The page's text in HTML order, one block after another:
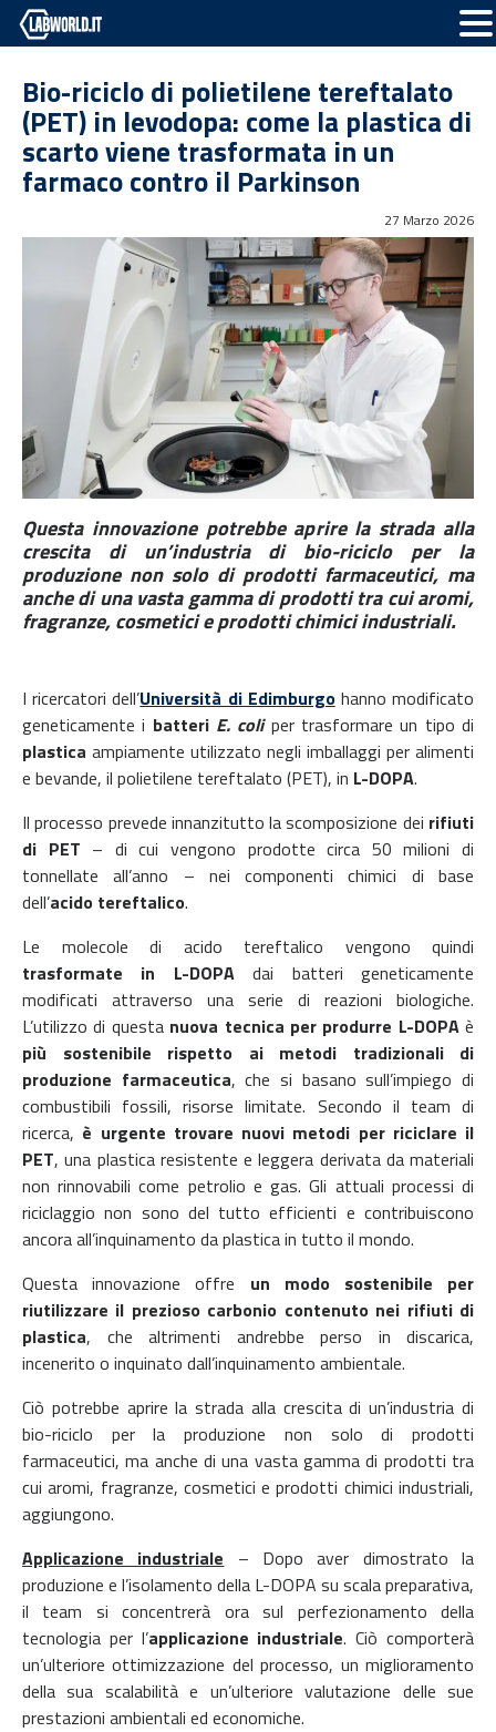
Bio-riciclo di polietilene tereftalato
(PET) in levodopa: come la plastica di
scarto viene trasformata in un
farmaco contro il Parkinson
27 Marzo 2026
Questa innovazione potrebbe aprire la strada alla
crescita di un’industria di bio-riciclo per la
produzione non solo di prodotti farmaceutici, ma
anche di una vasta gamma di prodotti tra cui aromi,
fragranze, cosmetici e prodotti chimici industriali.
I ricercatori dell’Università di Edimburgohanno modificato
geneticamente i batteri E. coliper trasformare un tipo di
plastica ampiamente utilizzato negli imballaggi per alimenti
e bevande, il polietilene tereftalato (PET), in L-DOPA.
Il processo prevede innanzitutto la scomposizione dei rifiuti
di PET – di cui vengono prodotte circa 50 milioni di
tonnellate all’anno – nei componenti chimici di base
dell’acido tereftalico.
Le molecole di acido tereftalico vengono quindi
trasformate in L-DOPAdai batteri geneticamente
modificati attraverso una serie di reazioni biologiche.
L’utilizzo di questa nuova tecnica per produrre L-DOPAè
più sostenibile rispetto ai metodi tradizionali di
produzione farmaceutica, che si basano sull’impiego di
combustibili fossili, risorse limitate. Secondo il team di
ricerca, è urgente trovare nuovi metodi per riciclare il
PET, una plastica resistente e leggera derivata da materiali
non rinnovabili come petrolio e gas. Gli attuali processi di
riciclaggio non sono del tutto efficienti e contribuiscono
ancora all’inquinamento da plastica in tutto il mondo.
Questa innovazione offre un modo sostenibile per
riutilizzare il prezioso carbonio contenuto nei rifiuti di
plastica, che altrimenti andrebbe perso in discarica,
incenerito o inquinato dall’inquinamento ambientale.
Ciò potrebbe aprire la strada alla crescita di un’industria di
bio-riciclo per la produzione non solo di prodotti
farmaceutici, ma anche di una vasta gamma di prodotti tra
cui aromi, fragranze, cosmetici e prodotti chimici industriali,
aggiungono.
Applicazione industriale – Dopo aver dimostrato la
produzione e l’isolamento della L-DOPA su scala preparativa,
il team si concentrerà ora sul perfezionamento della
tecnologia per l’applicazione industriale. Ciò comporterà
un’ulteriore ottimizzazione del processo, un miglioramento
della sua scalabilità e un’ulteriore valutazione delle sue
prestazioni ambientali ed economiche.